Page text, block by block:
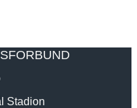
Stadion